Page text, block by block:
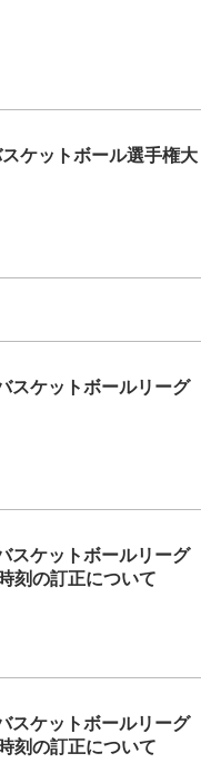
ケットボール選手権大
スケットボールリーグ
スケットボールリーグ
刻の訂正について
スケットボールリーグ
刻の訂正について